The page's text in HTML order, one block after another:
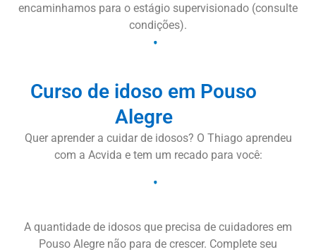
encaminhamos para o estágio supervisionado (consulte
condições).
Curso de idoso em Pouso
Alegre
Quer aprender a cuidar de idosos? O Thiago aprendeu
com a Acvida e tem um recado para você:
A quantidade de idosos que precisa de cuidadores em
Pouso Alegre não para de crescer. Complete seu